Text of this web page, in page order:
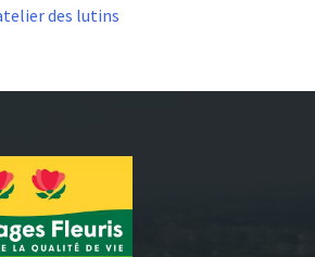
des lutins